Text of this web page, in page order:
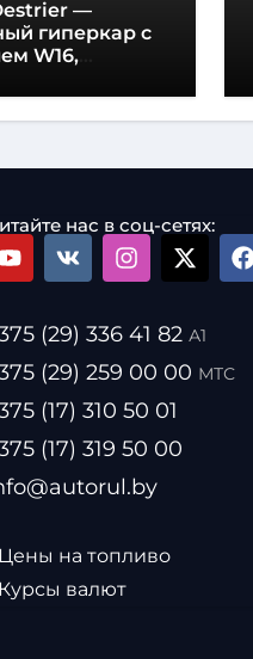
—
гиперкар с
W16,
сил и
один метр
нас в соц-сетях:
(29) 336 41 82 А1
(29) 259 00 00 МТС
(17) 310 50 01
(17) 319 50 00
на топливо
валют